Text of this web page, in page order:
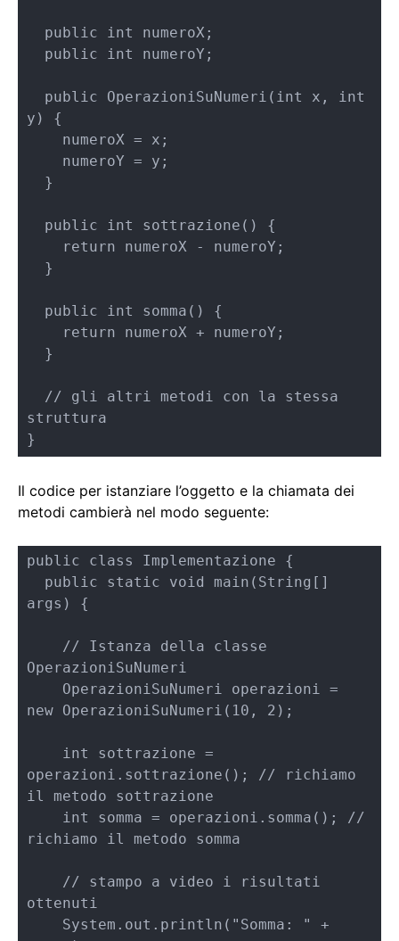
y) {
struttura
}
Il codice per istanziare l’oggetto e la chiamata dei
metodi cambierà nel modo seguente:
public class Implementazione {
args) {
OperazioniSuNumeri
new OperazioniSuNumeri(10, 2);
operazioni.sottrazione(); // richiamo
il metodo sottrazione
richiamo il metodo somma
ottenuti